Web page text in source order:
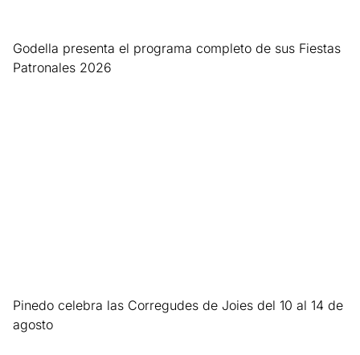
Godella presenta el programa completo de sus Fiestas
Patronales 2026
Pinedo celebra las Corregudes de Joies del 10 al 14 de
agosto